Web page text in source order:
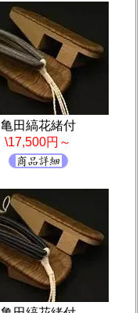
亀田縞花緒付
\17,500円～